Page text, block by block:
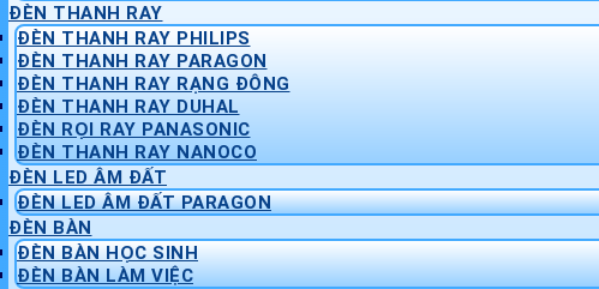
ĐÈN THANH RAY
ĐÈN THANH RAY PHILIPS
ĐÈN THANH RAY PARAGON
ĐÈN THANH RAY RẠNG ĐÔNG
ĐÈN THANH RAY DUHAL
ĐÈN RỌI RAY PANASONIC
ĐÈN THANH RAY NANOCO
ĐÈN LED ÂM ĐẤT
ĐÈN LED ÂM ĐẤT PARAGON
ĐÈN BÀN
ĐÈN BÀN HỌC SINH
ĐÈN BÀN LÀM VIỆC